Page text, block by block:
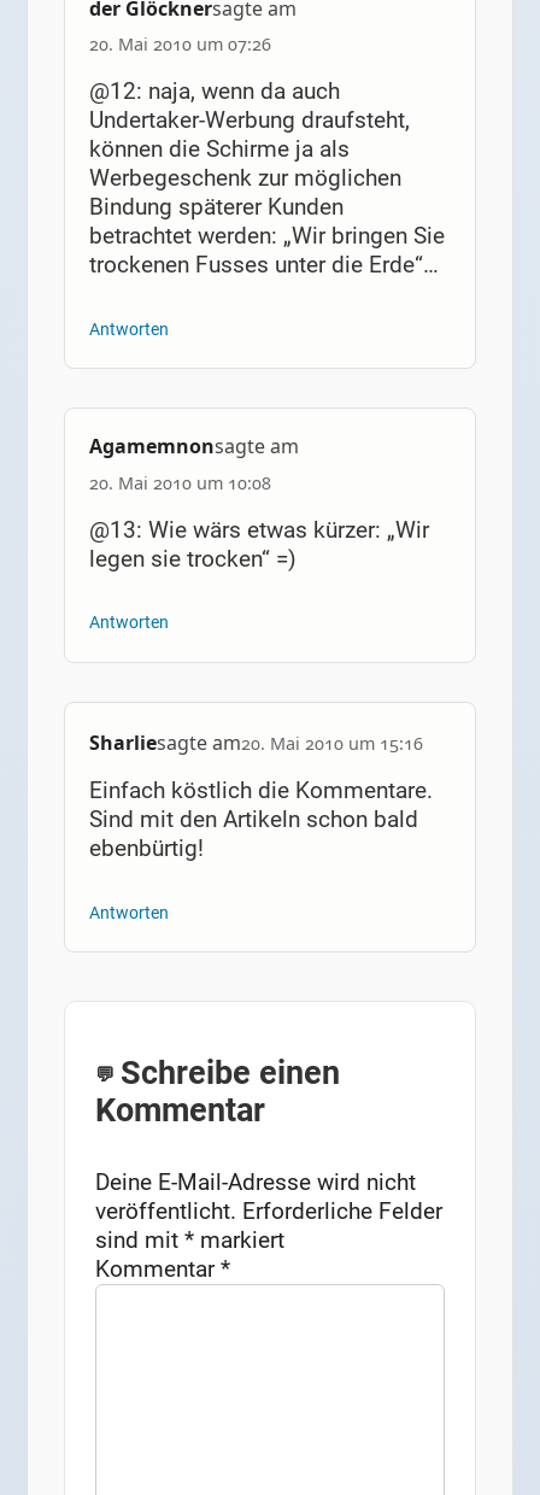
der Glöcknersagte am
20. Mai 2010 um 07:26
@12: naja, wenn da auch
Undertaker-Werbung draufsteht,
können die Schirme ja als
Werbegeschenk zur möglichen
Bindung späterer Kunden
betrachtet werden: „Wir bringen Sie
trockenen Fusses unter die Erde“…
Antworten
Agamemnonsagte am
20. Mai 2010 um 10:08
@13: Wie wärs etwas kürzer: „Wir
legen sie trocken“ =)
Antworten
Sharliesagte am20. Mai 2010 um 15:16
Einfach köstlich die Kommentare.
Sind mit den Artikeln schon bald
ebenbürtig!
Antworten
Schreibe einen
Kommentar
Deine E-Mail-Adresse wird nicht
veröffentlicht. Erforderliche Felder
sind mit* markiert
Kommentar*